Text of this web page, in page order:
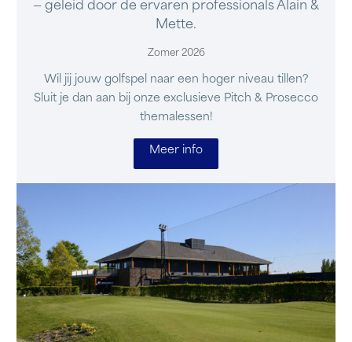
— geleid door de ervaren professionals Alain &
Mette.
Zomer 2026
Wil jij jouw golfspel naar een hoger niveau tillen?
Sluit je dan aan bij onze exclusieve Pitch & Prosecco
themalessen!
Meer info